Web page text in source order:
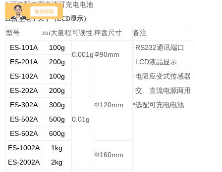
*可选配内置直流可充电电池
经济型电子天平（LCD显示）
型号
zui大量程可读性 秤盘尺寸 备注
ES-101A
100g
0.001gΦ90mm
·RS232通讯端口
·LCD液晶显示
· 电阻应变式传感器
·交、直流电源两用
*选配可充电电池
ES-201A
200g
ES-102A
100g
0.01g
Φ120mm
ES-202A
200g
ES-302A
300g
ES-502A
500g
ES-602A
600g
ES-1002A
1kg
Φ160mm
ES-2002A
2kg